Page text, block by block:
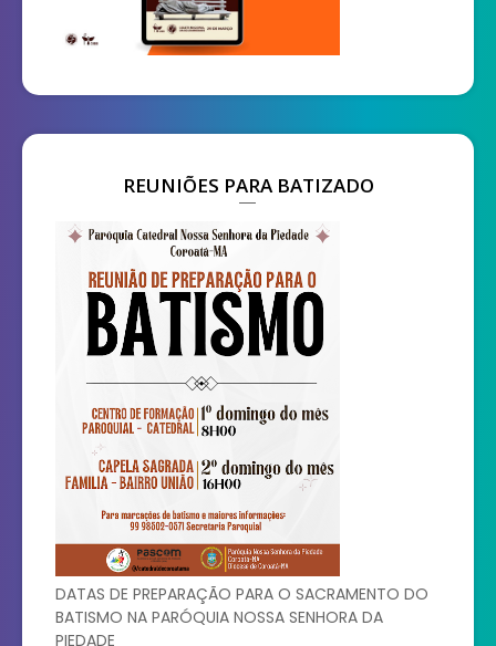
REUNIÕES PARA BATIZADO
DATAS DE PREPARAÇÃO PARA O SACRAMENTO DO
BATISMO NA PARÓQUIA NOSSA SENHORA DA
PIEDADE